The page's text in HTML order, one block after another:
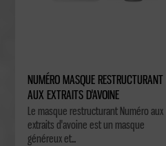
NUMÉRO MASQUE RESTRUCTURANT
AUX EXTRAITS D'AVOINE
Le masque restructurant Numéro aux
extraits d'avoine est un masque
généreux et...